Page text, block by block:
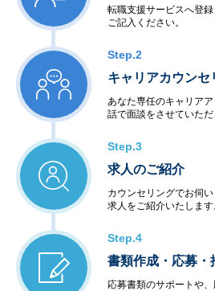
・電力・エネルギー制御
・通信インフラ制御
・LSI・FPGA設計
・電子回路設計・生産
◆アウトソーシングサービス
＜システム運用保守サービス＞
・業務運用
・オペレーション
・ネットワーク管理
・ファシリティ管理
・ヘルプデスク
・データセンター
・ハウジング・ホスティング
・セキュリティ
＜教育サービス＞
転職支援サービスへ登
ご記入ください。
Step.2
キャリアカウンセ
あなた専任のキャリア
話で面談をさせていただ
Step.3
求人のご紹介
カウンセリングでお伺
求人をご紹介いたします
Step.4
書類作成・応募・
応募書類のサポートや